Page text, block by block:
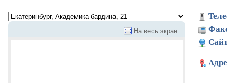
На весь экран